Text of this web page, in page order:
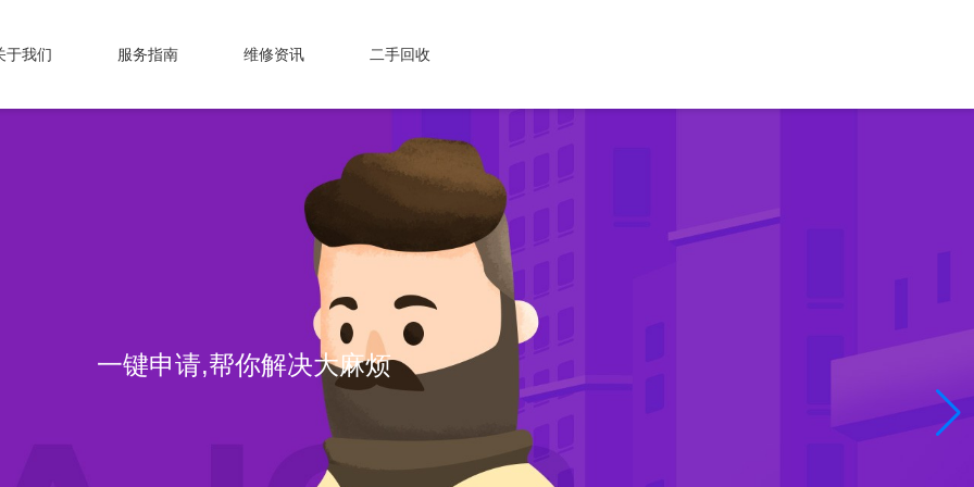
于我们 服务指南 维修资讯 二手回收
一键申请,帮你解决大麻烦